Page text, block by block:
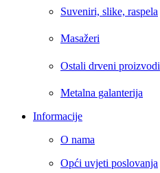
Suveniri, slike, raspela
Masažeri
Ostali drveni proizvodi
Metalna galanterija
Informacije
O nama
Opći uvjeti poslovanja